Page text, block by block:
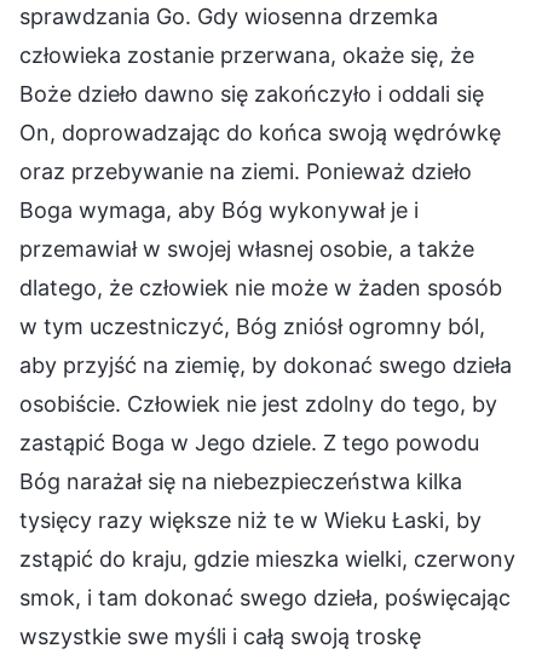
sprawdzania Go. Gdy wiosenna drzemka
człowieka zostanie przerwana, okaże się, że
Boże dzieło dawno się zakończyło i oddali się
On, doprowadzając do końca swoją wędrówkę
oraz przebywanie na ziemi. Ponieważ dzieło
Boga wymaga, aby Bóg wykonywał je i
przemawiał w swojej własnej osobie, a także
dlatego, że człowiek nie może w żaden sposób
w tym uczestniczyć, Bóg zniósł ogromny ból,
aby przyjść na ziemię, by dokonać swego dzieła
osobiście. Człowiek nie jest zdolny do tego, by
zastąpić Boga w Jego dziele. Z tego powodu
Bóg narażał się na niebezpieczeństwa kilka
tysięcy razy większe niż te w Wieku Łaski, by
zstąpić do kraju, gdzie mieszka wielki, czerwony
smok, i tam dokonać swego dzieła, poświęcając
wszystkie swe myśli i całą swoją troskę